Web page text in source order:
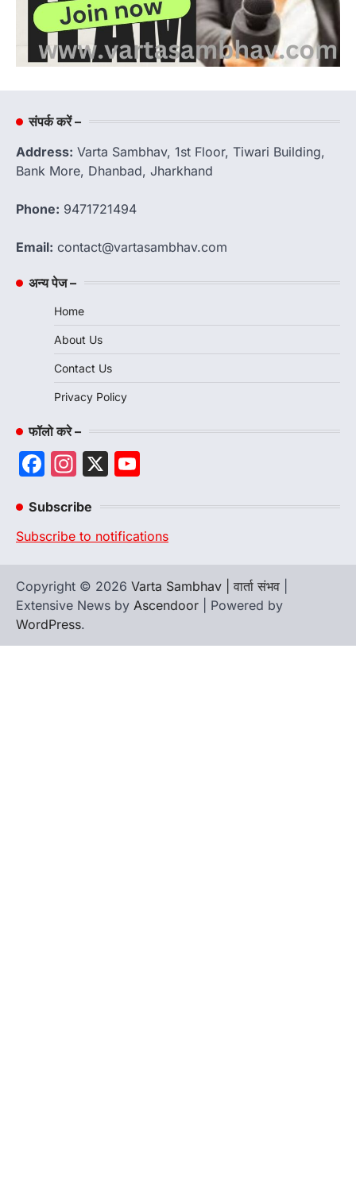
संपर्क करें –
Address: Varta Sambhav, 1st Floor, Tiwari Building,
Bank More, Dhanbad, Jharkhand
Phone: 9471721494
Email: contact@vartasambhav.com
अन्य पेज –
Home
About Us
Contact Us
Privacy Policy
फॉलो करे –
Facebook
Instagram
X
Subscribe
Subscribe to notifications
Copyright © 2026 Varta Sambhav | वार्ता संभव
Extensive News by Ascendoor | Powered by
WordPress.